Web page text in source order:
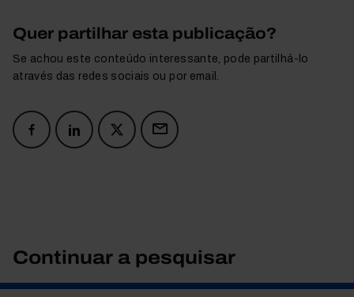
Quer partilhar esta publicação?
Se achou este conteúdo interessante, pode partilhá-lo
através das redes sociais ou por email.
Continuar a pesquisar